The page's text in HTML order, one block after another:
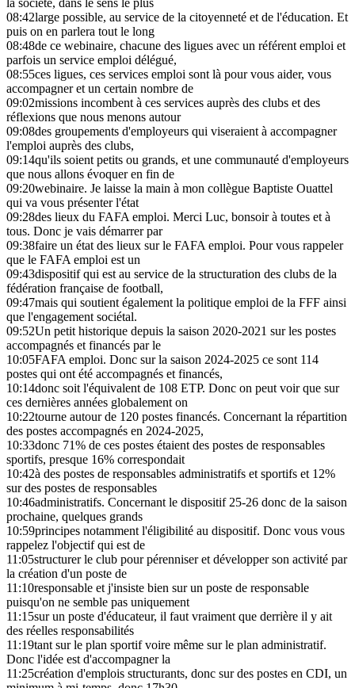
la société, dans le sens le plus
08:42large possible, au service de la citoyenneté et de l'éducation. Et
puis on en parlera tout le long
08:48de ce webinaire, chacune des ligues avec un référent emploi et
parfois un service emploi délégué,
08:55ces ligues, ces services emploi sont là pour vous aider, vous
accompagner et un certain nombre de
09:02missions incombent à ces services auprès des clubs et des
réflexions que nous menons autour
09:08des groupements d'employeurs qui viseraient à accompagner
l'emploi auprès des clubs,
09:14qu'ils soient petits ou grands, et une communauté d'employeurs
que nous allons évoquer en fin de
09:20webinaire. Je laisse la main à mon collègue Baptiste Ouattel
qui va vous présenter l'état
09:28des lieux du FAFA emploi. Merci Luc, bonsoir à toutes et à
tous. Donc je vais démarrer par
09:38faire un état des lieux sur le FAFA emploi. Pour vous rappeler
que le FAFA emploi est un
09:43dispositif qui est au service de la structuration des clubs de la
fédération française de football,
09:47mais qui soutient également la politique emploi de la FFF ainsi
que l'engagement sociétal.
09:52Un petit historique depuis la saison 2020-2021 sur les postes
accompagnés et financés par le
10:05FAFA emploi. Donc sur la saison 2024-2025 ce sont 114
postes qui ont été accompagnés et financés,
10:14donc soit l'équivalent de 108 ETP. Donc on peut voir que sur
ces dernières années globalement on
10:22tourne autour de 120 postes financés. Concernant la répartition
des postes accompagnés en 2024-2025,
10:33donc 71% de ces postes étaient des postes de responsables
sportifs, presque 16% correspondait
10:42à des postes de responsables administratifs et sportifs et 12%
sur des postes de responsables
10:46administratifs. Concernant le dispositif 25-26 donc de la saison
prochaine, quelques grands
10:59principes notamment l'éligibilité au dispositif. Donc vous vous
rappelez l'objectif qui est de
11:05structurer le club pour pérenniser et développer son activité par
la création d'un poste de
11:10responsable et j'insiste bien sur un poste de responsable
puisqu'on ne semble pas uniquement
11:15sur un poste d'éducateur, il faut vraiment que derrière il y ait
des réelles responsabilités
11:19tant sur le plan sportif voire même sur le plan administratif.
Donc l'idée est d'accompagner la
11:25création d'emplois structurants, donc sur des postes en CDI, un